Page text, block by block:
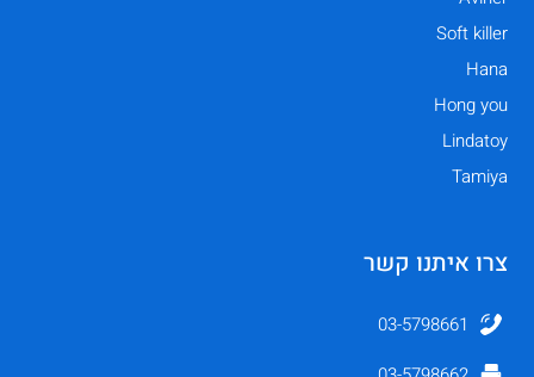
Soft killer
Hana
Hong you
Lindatoy
Tamiya
צרו איתנו קשר
03-5798661